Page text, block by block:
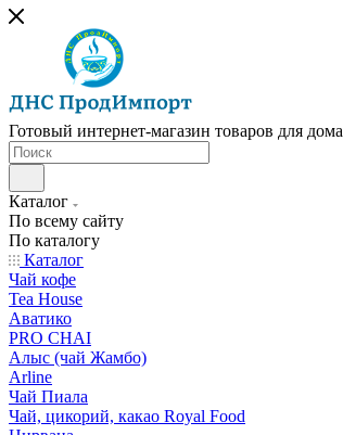
Готовый интернет-магазин товаров для дома
Каталог
По всему сайту
По каталогу
Каталог
Чай кофе
Tea House
Аватико
PRO CHAI
Алыс (чай Жамбо)
Arline
Чай Пиала
Чай, цикорий, какао Royal Food